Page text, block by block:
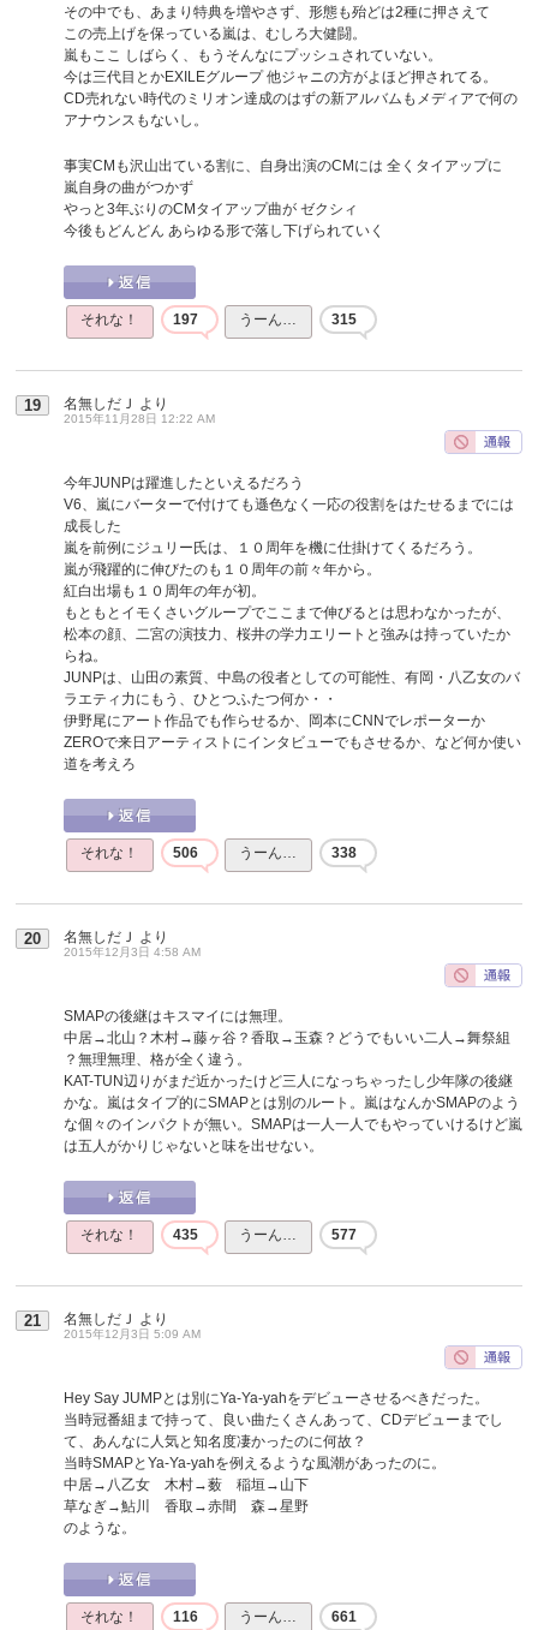
その中でも、あまり特典を増やさず、形態も殆どは2種に押さえて
この売上げを保っている嵐は、むしろ大健闘。
嵐もここ しばらく、もうそんなにプッシュされていない。
今は三代目とかEXILEグループ 他ジャニの方がよほど押されてる。
CD売れない時代のミリオン達成のはずの新アルバムもメディアで何の
アナウンスもないし。
事実CMも沢山出ている割に、自身出演のCMには 全くタイアップに
嵐自身の曲がつかず
やっと3年ぶりのCMタイアップ曲が ゼクシィ
今後もどんどん あらゆる形で落し下げられていく
それな！ 197 うーん… 315
19 名無しだＪ より
2015年11月28日 12:22 AM
今年JUNPは躍進したといえるだろう
V6、嵐にバーターで付けても遜色なく一応の役割をはたせるまでには
成長した
嵐を前例にジュリー氏は、１０周年を機に仕掛けてくるだろう。
嵐が飛躍的に伸びたのも１０周年の前々年から。
紅白出場も１０周年の年が初。
もともとイモくさいグループでここまで伸びるとは思わなかったが、
松本の顔、二宮の演技力、桜井の学力エリートと強みは持っていたか
らね。
JUNPは、山田の素質、中島の役者としての可能性、有岡・八乙女のバ
ラエティ力にもう、ひとつふたつ何か・・
伊野尾にアート作品でも作らせるか、岡本にCNNでレポーターか
ZEROで来日アーティストにインタビューでもさせるか、など何か使い
道を考えろ
それな！ 506 うーん… 338
20 名無しだＪ より
2015年12月3日 4:58 AM
SMAPの後継はキスマイには無理。
中居→北山？木村→藤ヶ谷？香取→玉森？どうでもいい二人→舞祭組
？無理無理、格が全く違う。
KAT-TUN辺りがまだ近かったけど三人になっちゃったし少年隊の後継
かな。嵐はタイプ的にSMAPとは別のルート。嵐はなんかSMAPのよう
な個々のインパクトが無い。SMAPは一人一人でもやっていけるけど嵐
は五人がかりじゃないと味を出せない。
それな！ 435 うーん… 577
21 名無しだＪ より
2015年12月3日 5:09 AM
Hey Say JUMPとは別にYa-Ya-yahをデビューさせるべきだった。
当時冠番組まで持って、良い曲たくさんあって、CDデビューまでし
て、あんなに人気と知名度凄かったのに何故？
当時SMAPとYa-Ya-yahを例えるような風潮があったのに。
中居→八乙女 木村→薮 稲垣→山下
草なぎ→鮎川 香取→赤間 森→星野
のような。
それな！ 116 うーん… 661